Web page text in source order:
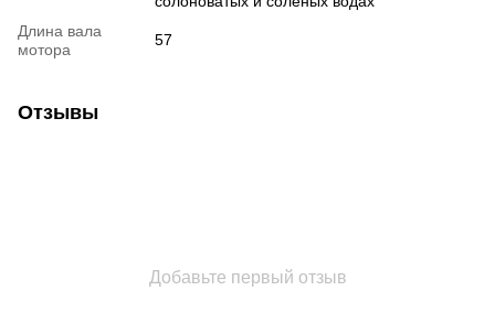
Длина вала
мотора
57
Отзывы
Добавьте первый отзыв